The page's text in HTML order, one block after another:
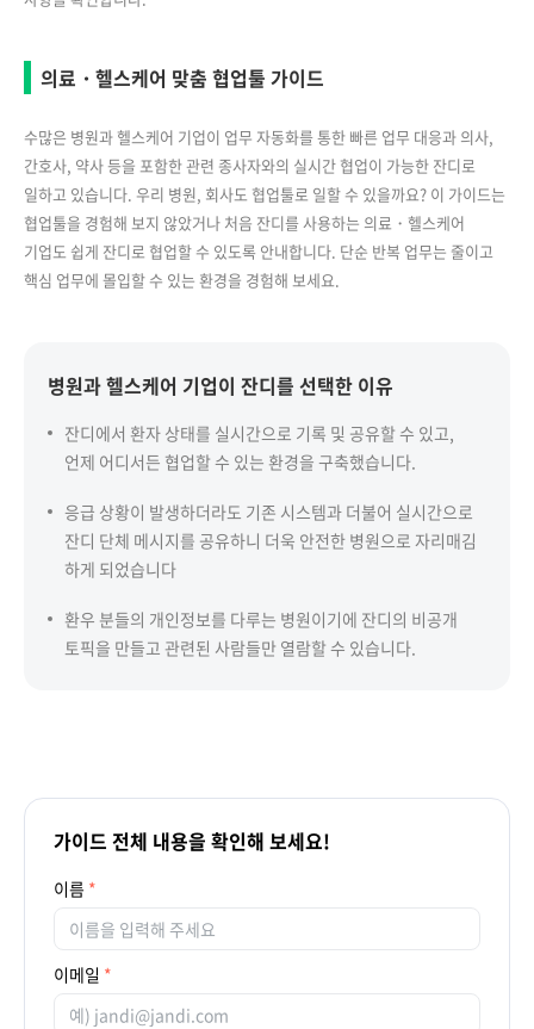
의료・헬스케어 맞춤 협업툴 가이드
수많은 병원과 헬스케어 기업이 업무 자동화를 통한 빠른 업무 대응과 의사,
간호사, 약사 등을 포함한 관련 종사자와의 실시간 협업이 가능한 잔디로
일하고 있습니다. 우리 병원, 회사도 협업툴로 일할 수 있을까요? 이 가이드는
협업툴을 경험해 보지 않았거나 처음 잔디를 사용하는 의료・헬스케어
기업도 쉽게 잔디로 협업할 수 있도록 안내합니다. 단순 반복 업무는 줄이고
핵심 업무에 몰입할 수 있는 환경을 경험해 보세요.
병원과 헬스케어 기업이 잔디를 선택한 이유
잔디에서 환자 상태를 실시간으로 기록 및 공유할 수 있고,
언제 어디서든 협업할 수 있는 환경을 구축했습니다.
응급 상황이 발생하더라도 기존 시스템과 더불어 실시간으로
잔디 단체 메시지를 공유하니 더욱 안전한 병원으로 자리매김
하게 되었습니다
환우 분들의 개인정보를 다루는 병원이기에 잔디의 비공개
토픽을 만들고 관련된 사람들만 열람할 수 있습니다.
가이드 전체 내용을 확인해 보세요!
이름
이메일